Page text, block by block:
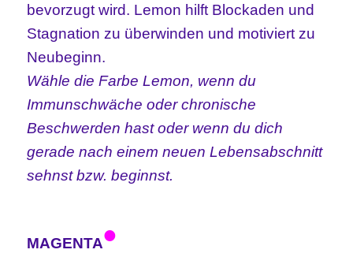
bevorzugt wird. Lemon hilft Blockaden und
Stagnation zu überwinden und motiviert zu
Neubeginn.
Wähle die Farbe Lemon, wenn du
Immunschwäche oder chronische
Beschwerden hast oder wenn du dich
gerade nach einem neuen Lebensabschnitt
sehnst bzw. beginnst.
MAGENTA•